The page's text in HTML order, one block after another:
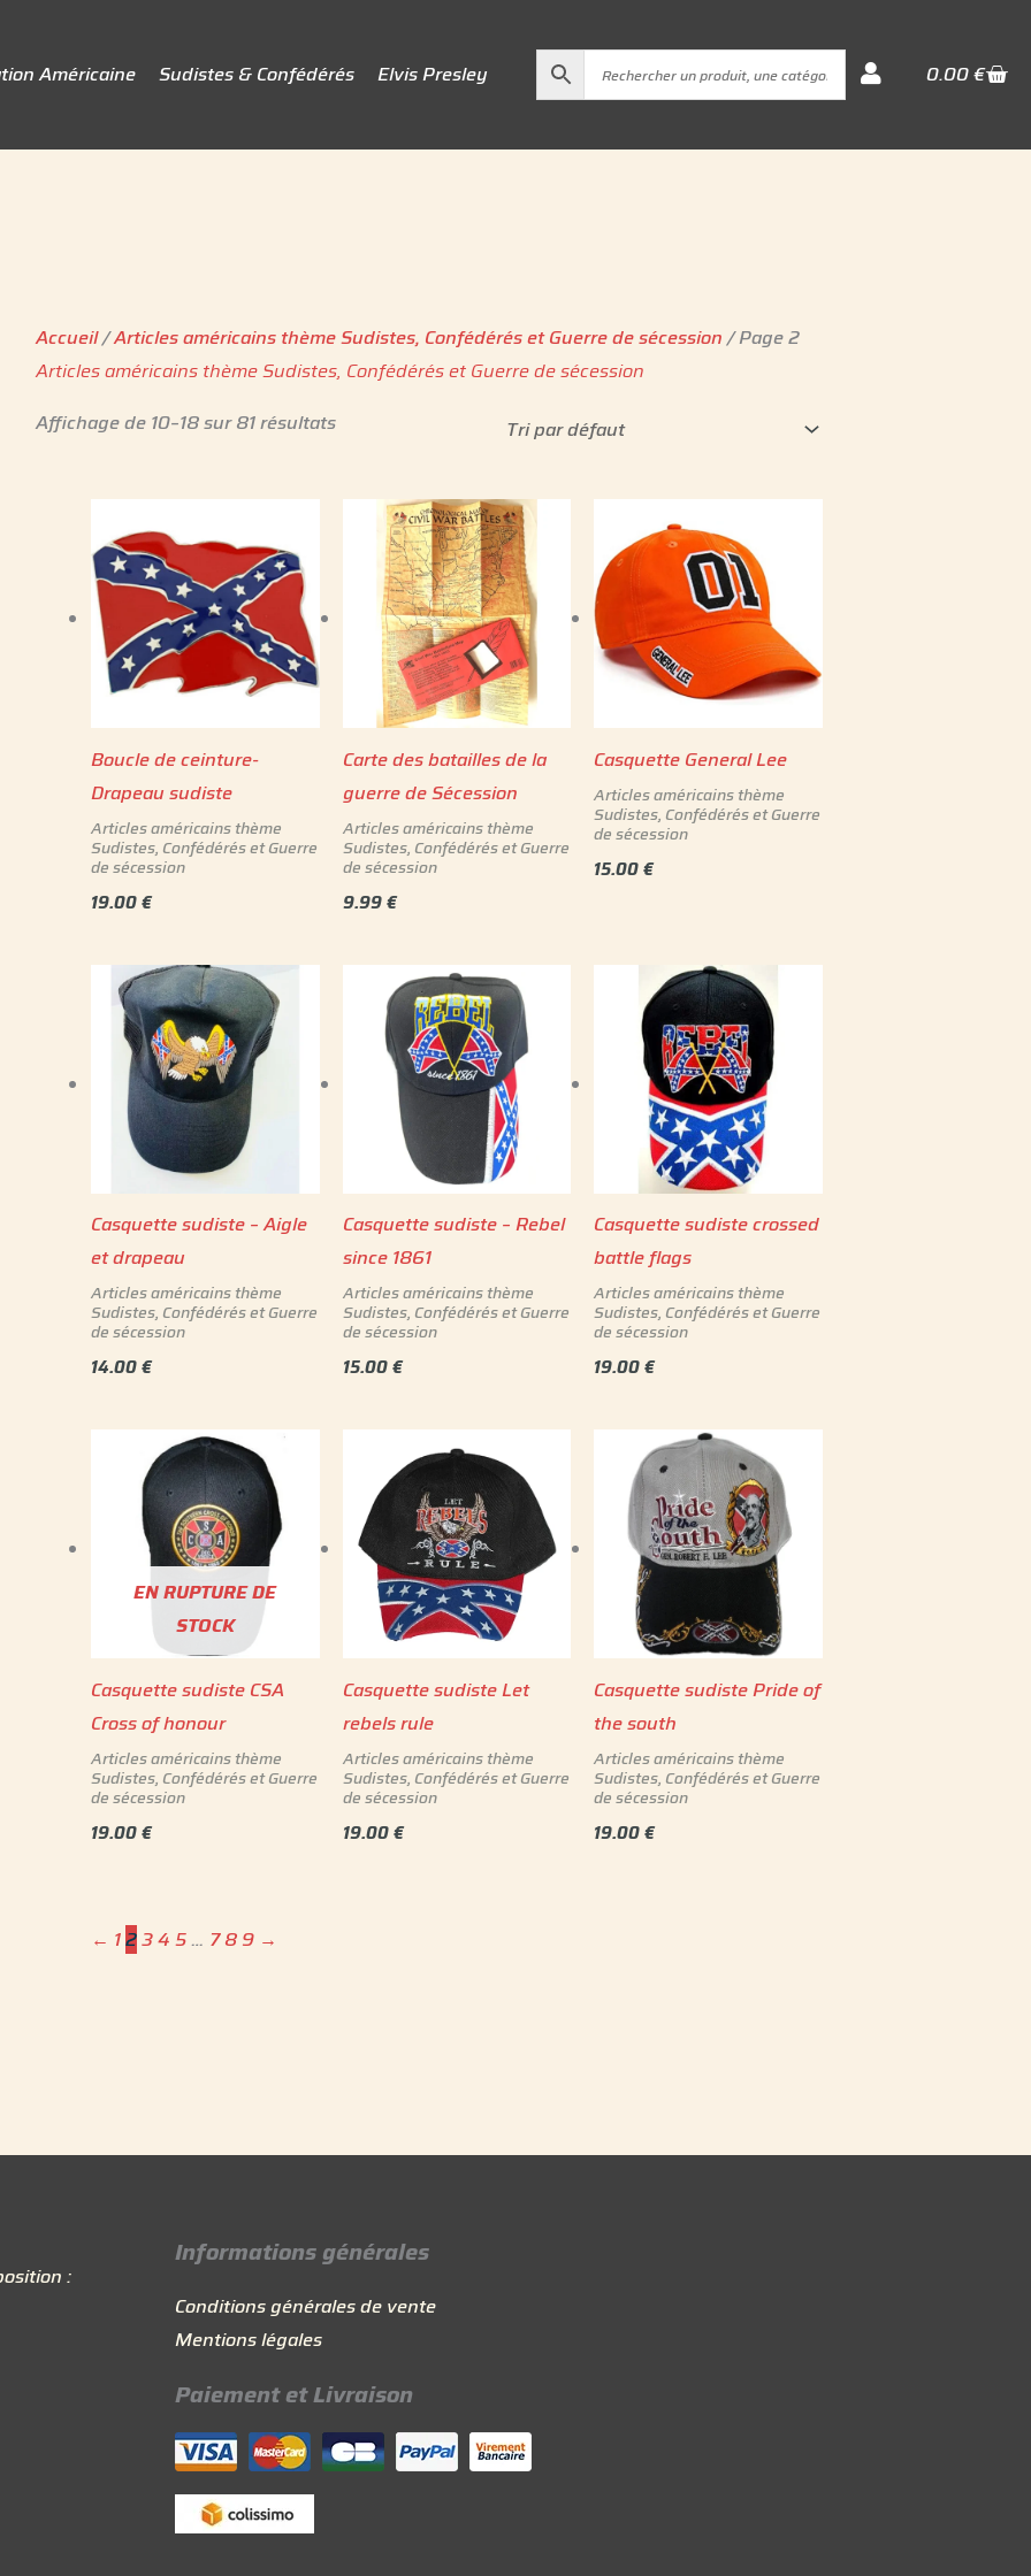
Américaine Sudistes & Confédérés Elvis Presley 0.00€Cart
Accueil/Articles américains thème Sudistes, Confédérés et Guerre de sécession/ Page 2
Articles américains thème Sudistes, Confédérés et Guerre de sécession
Affichage de 10–18 sur 81 résultats
Boucle de ceinture-
Drapeau sudiste
Articles américains thème
Sudistes, Confédérés et Guerre
de sécession
19.00€
Carte des batailles de la
guerre de Sécession
Articles américains thème
Sudistes, Confédérés et Guerre
de sécession
9.99€
Casquette General Lee
Articles américains thème
Sudistes, Confédérés et Guerre
de sécession
15.00€
Casquette sudiste – Aigle
et drapeau
Articles américains thème
Sudistes, Confédérés et Guerre
de sécession
14.00€
Casquette sudiste – Rebel
since 1861
Articles américains thème
Sudistes, Confédérés et Guerre
de sécession
15.00€
Casquette sudiste crossed
battle flags
Articles américains thème
Sudistes, Confédérés et Guerre
de sécession
19.00€
EN RUPTURE DE
STOCK
Casquette sudiste CSA
Cross of honour
Articles américains thème
Sudistes, Confédérés et Guerre
de sécession
19.00€
Casquette sudiste Let
rebels rule
Articles américains thème
Sudistes, Confédérés et Guerre
de sécession
19.00€
Casquette sudiste Pride of
the south
Articles américains thème
Sudistes, Confédérés et Guerre
de sécession
19.00€
← 1234 5… 7 8 9 →
:
Informations générales
Conditions générales de vente
Mentions légales
Paiement et Livraison